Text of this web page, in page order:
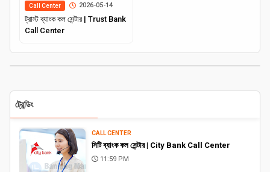
Call Center 2026-05-14
ট্রাস্ট ব্যাংক কল সেন্টার | Trust Bank
Call Center
ট্রেন্ডিং
CALL CENTER
সিটি ব্যাংক কল সেন্টার | City Bank Call Center
11:59 PM